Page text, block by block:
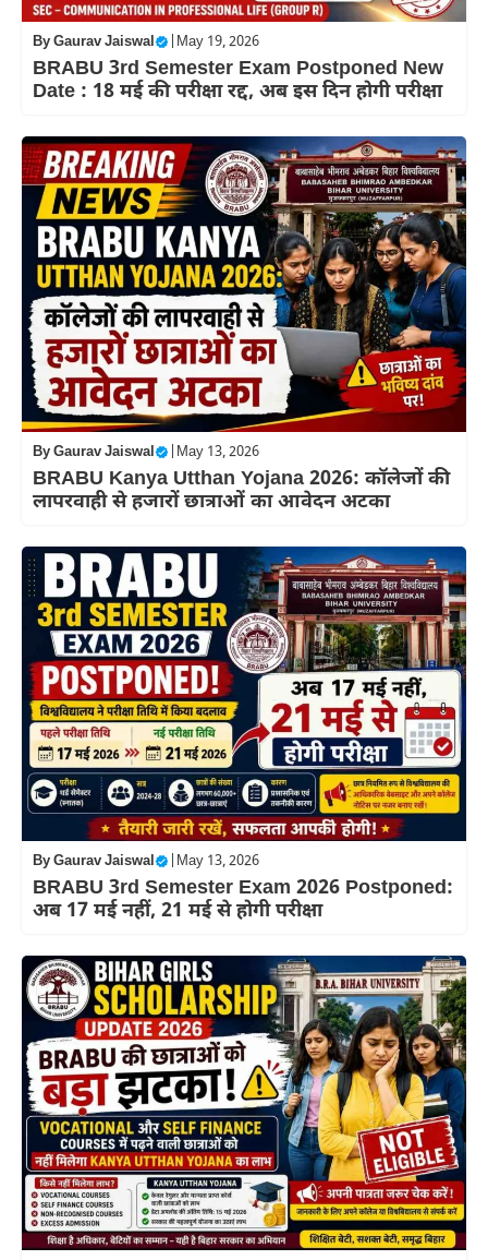
ByGaurav Jaiswal May 19, 2026
BRABU 3rd Semester Exam Postponed New
Date : 18 मई की परीक्षा रद्द, अब इस दिन होगी परीक्षा
ByGaurav Jaiswal May 13, 2026
BRABU Kanya Utthan Yojana 2026: कॉलेजों की
लापरवाही से हजारों छात्राओं का आवेदन अटका
ByGaurav Jaiswal May 13, 2026
BRABU 3rd Semester Exam 2026 Postponed:
अब 17 मई नहीं, 21 मई से होगी परीक्षा